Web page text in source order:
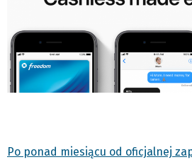
Po ponad miesiącu od oficjalnej